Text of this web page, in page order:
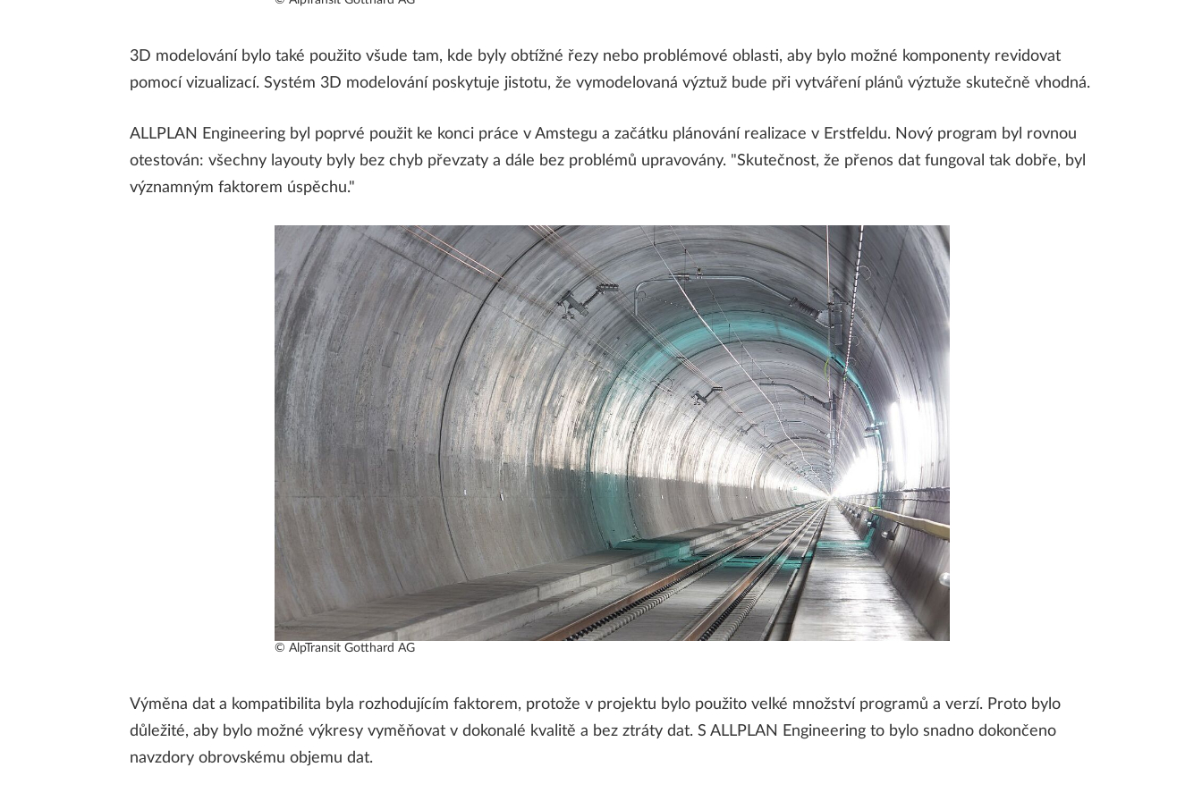
3D modelování bylo také použito všude tam, kde byly obtížné řezy nebo problémové oblasti, aby bylo možné komponenty revidovat
pomocí vizualizací. Systém 3D modelování poskytuje jistotu, že vymodelovaná výztuž bude při vytváření plánů výztuže skutečně vhodná.
ALLPLAN Engineering byl poprvé použit ke konci práce v Amstegu a začátku plánování realizace v Erstfeldu. Nový program byl rovnou
otestován: všechny layouty byly bez chyb převzaty a dále bez problémů upravovány. "Skutečnost, že přenos dat fungoval tak dobře, byl
významným faktorem úspěchu."
© AlpTransit Gotthard AG
Výměna dat a kompatibilita byla rozhodujícím faktorem, protože v projektu bylo použito velké množství programů a verzí. Proto bylo
důležité, aby bylo možné výkresy vyměňovat v dokonalé kvalitě a bez ztráty dat. S ALLPLAN Engineering to bylo snadno dokončeno
navzdory obrovskému objemu dat.